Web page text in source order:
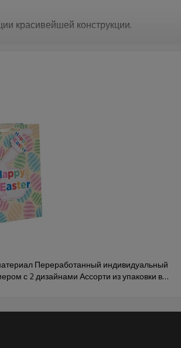
красивейшей конструкции.
Переработанный индивидуальный
с 2 дизайнами Ассорти из упаковки в